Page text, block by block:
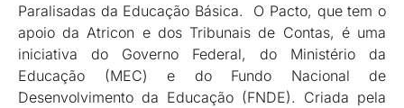
Paralisadas da Educação Básica. O Pacto, que tem o
apoio da Atricon e dos Tribunais de Contas, é uma
iniciativa do Governo Federal, do Ministério da
Educação (MEC) e do Fundo Nacional de
Desenvolvimento da Educação (FNDE). Criada pela